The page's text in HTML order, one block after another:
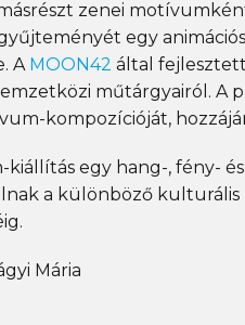
zenei
egy
A MOON42 által
műtárgyairól.
kompozícióját,
kiállítás egy hang-, fény-
a különböző
Mária